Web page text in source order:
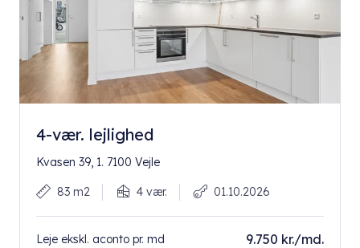
4-vær. lejlighed
Kvasen 39, 1. 7100 Vejle
83 m2 4 vær. 01.10.2026
Leje ekskl. aconto pr. md 9.750 kr./md.